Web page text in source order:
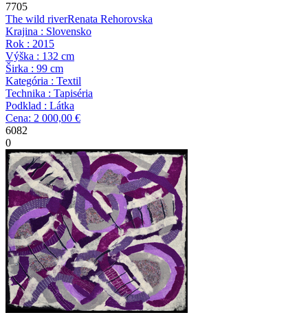
7705
The wild riverRenata Rehorovska
Krajina : Slovensko
Rok : 2015
Výška : 132 cm
Širka : 99 cm
Kategória : Textil
Technika : Tapiséria
Podklad : Látka
Cena: 2 000,00 €
6082
0